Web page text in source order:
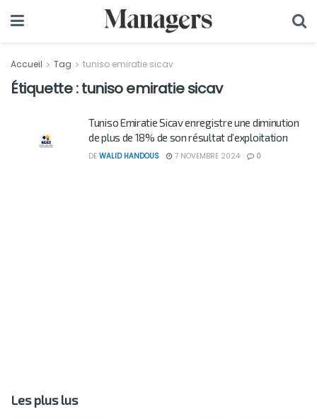
Accueil Tag tuniso emiratie sicav
Étiquette :tuniso emiratie sicav
Tuniso Emiratie Sicav enregistre une diminution
de plus de 18% de son résultat d’exploitation
DE WALID HANDOUS 7 NOVEMBRE 2024 0
Les plus lus